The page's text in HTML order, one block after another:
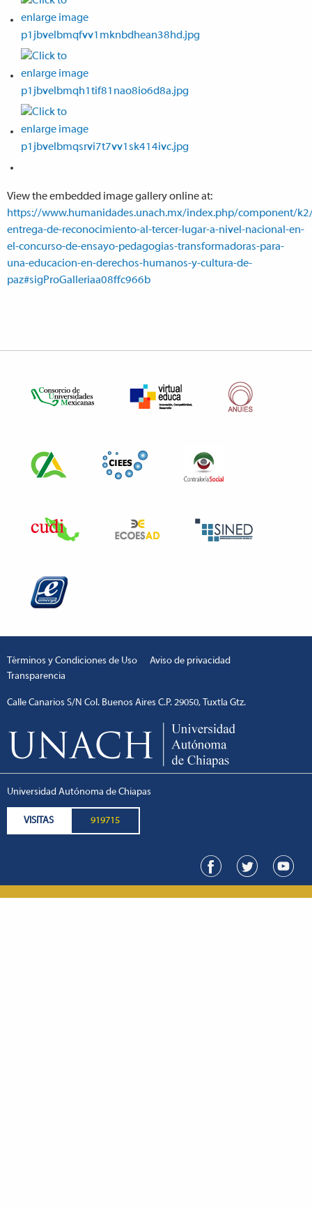
View the embedded image gallery online at:
https://www.humanidades.unach.mx/index.php/component/
entrega-de-reconocimiento-al-tercer-lugar-a-nivel-nacional-en-
el-concurso-de-ensayo-pedagogias-transformadoras-para-
una-educacion-en-derechos-humanos-y-cultura-de-
paz#sigProGalleriaa08ffc966b
Términos y Condiciones de Uso
Aviso de privacidad
Transparencia
Calle Canarios S/N Col. Buenos Aires C.P. 29050, Tuxtla Gtz.
Universidad Autónoma de Chiapas
VISITAS 919715